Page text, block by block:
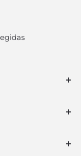
dos ruedas,